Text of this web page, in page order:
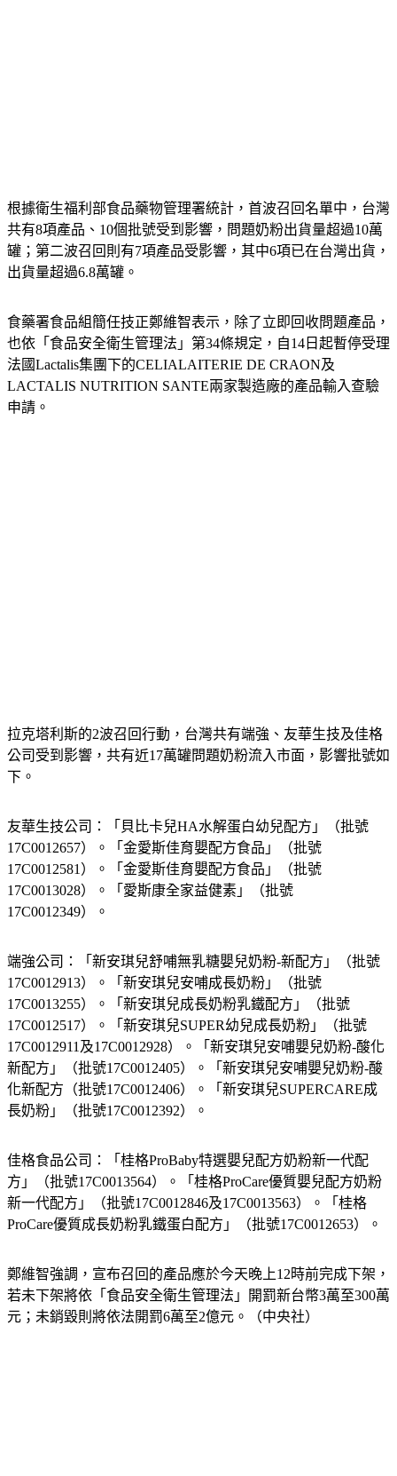
共有8項產品、10個批號受到影響，問題奶粉出貨量超過10萬
罐；第二波召回則有7項產品受影響，其中6項已在台灣出貨，
出貨量超過6.8萬罐。
也依「食品安全衛生管理法」第34條規定，自14日起暫停受理
法國Lactalis集團下的CELIALAITERIE DE CRAON及
LACTALIS NUTRITION SANTE兩家製造廠的產品輸入查驗
申請。
公司受到影響，共有近17萬罐問題奶粉流入市面，影響批號如
下。
17C0012657）。「金愛斯佳育嬰配方食品」（批號
17C0012581）。「金愛斯佳育嬰配方食品」（批號
17C0013028）。「愛斯康全家益健素」（批號
17C0012349）。
17C0012913）。「新安琪兒安哺成長奶粉」（批號
17C0013255）。「新安琪兒成長奶粉乳鐵配方」（批號
17C0012517）。「新安琪兒SUPER幼兒成長奶粉」（批號
17C0012911及17C0012928）。「新安琪兒安哺嬰兒奶粉-酸化
新配方」（批號17C0012405）。「新安琪兒安哺嬰兒奶粉-酸
化新配方（批號17C0012406）。「新安琪兒SUPERCARE成
長奶粉」（批號17C0012392）。
方」（批號17C0013564）。「桂格ProCare優質嬰兒配方奶粉
新一代配方」（批號17C0012846及17C0013563）。「桂格
ProCare優質成長奶粉乳鐵蛋白配方」（批號17C0012653）。
若未下架將依「食品安全衛生管理法」開罰新台幣3萬至300萬
元；未銷毀則將依法開罰6萬至2億元。（中央社）